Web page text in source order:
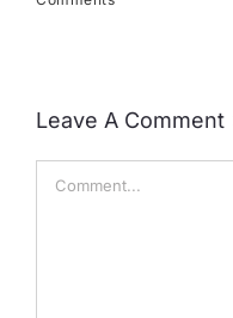
Leave A Comment